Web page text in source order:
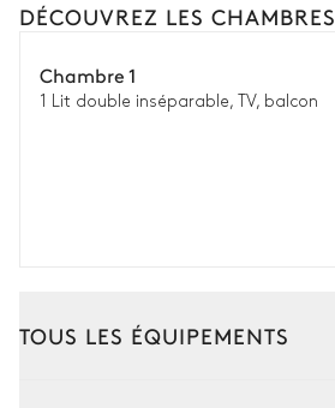
DÉCOUVREZ LES CHAMBRES
Chambre 1
1 Lit double inséparable, TV, balcon
TOUS LES ÉQUIPEMENTS